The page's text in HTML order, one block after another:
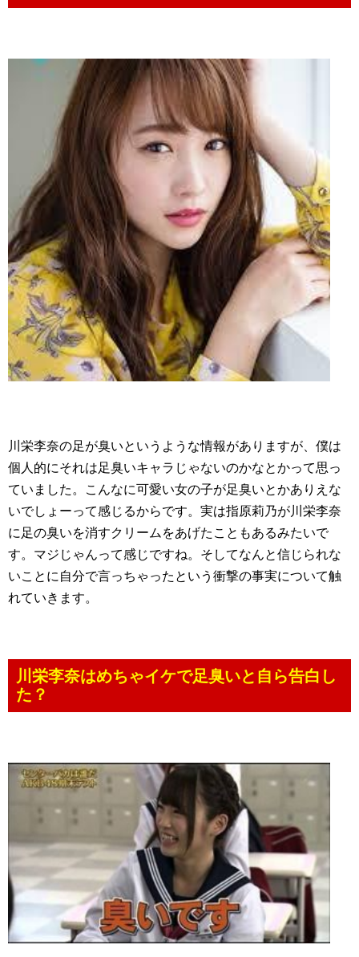
川栄李奈の足が臭いというような情報がありますが、僕は
個人的にそれは足臭いキャラじゃないのかなとかって思っ
ていました。こんなに可愛い女の子が足臭いとかありえな
いでしょーって感じるからです。実は指原莉乃が川栄李奈
に足の臭いを消すクリームをあげたこともあるみたいで
す。マジじゃんって感じですね。そしてなんと信じられな
いことに自分で言っちゃったという衝撃の事実について触
れていきます。
川栄李奈はめちゃイケで足臭いと自ら告白し
た？